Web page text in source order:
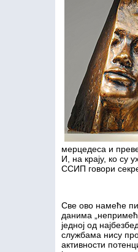
мерцедеса и
И, на крају, ко су
ССИП говори
Све ово намеће
данима
једној од
службама нису
активности